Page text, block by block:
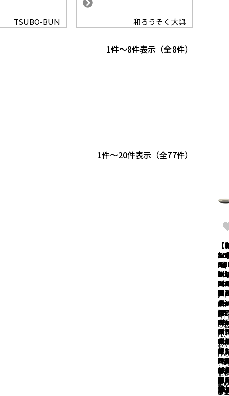
TSUBO-BUN 和ろうそく大與
8
1 -
8件表示
77
1 -
20件表示
【
o
欅
コ
ヒ
ミ
オ
ン
ジ/
グ
ー
ン/
パ
プ
【
賀
県
】
火
電
レ
ジ
オ
ブ
対
の
は
鍋/
気
に
鍋
【
（
ん
あ
と
】2
人
2/
賀
【
賀
県
】
火
電
レ
ジ
オ
ブ
対
の
は
鍋/
今
の
は
私
け
ご
そ
を
極
【
】1
人
鍋/
g-9
【L
C.
y
on
02
デ
リ
エ
ロ
02
キ
リ
【L
C.
t
im
on
rt /
ル
ト
ニ
エ
【L
C.
t
on
rt /
ル
ト
プ
ン
シ
ー
【
O-
（
ぼ
ん
/奥
田
章
黒
草
ー
ン
プ
ー
手
中
【
o
ナ
メ
コ
ヒ
カ
ブ
ウ
ン/
オ
ン
【
O-
（
ぼ
ん
/奥
田
章
パ
タ
L
毛
目/
滋
美
く
【
O-
（
ぼ
ん
/奥
田
章
ひ
浅
L/
賀
グ
【
（
ん
あ
と
】
m
リ
3/
賀
【
O-
（
ぼ
ん
/奥
田
章
パ
タ
L
南
蛮/
滋
【
O-
（
ぼ
ん
/奥
田
章
十
リ
ー
ブ
角
【
O-
（
ぼ
ん
/奥
田
章
カ
ー
十
草/
黒
草/
【
ろ
そ
大
與
燭
テ
パ
＆
ィ
ラ
ト
ャ
ド
【
O-
（
ぼ
ん
/奥
田
章
十
リ
ー
ブ
角
【
O-
（
ぼ
ん
/奥
田
章
十
リ
ー
ブ
角
【
O-
（
ぼ
ん
/奥
田
章
リ
プ
ー
M
毛
目/